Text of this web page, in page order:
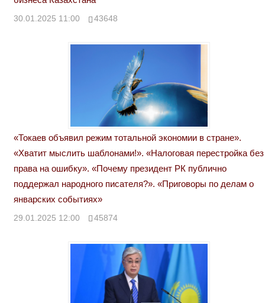
30.01.2025 11:00 43648
«Токаев объявил режим тотальной экономии в стране».
«Хватит мыслить шаблонами!». «Налоговая перестройка без
права на ошибку». «Почему президент РК публично
поддержал народного писателя?». «Приговоры по делам о
январских событиях»
29.01.2025 12:00 45874